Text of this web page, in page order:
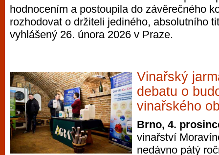
hodnocením a postoupila do závěrečného
rozhodovat o držiteli jediného, absolutního
vyhlášený 26. února 2026 v Praze.
Vinařský
debatu o
vinařského
Brno, 4.
vinařství
nedávno pátý
vyzkoušet různé kasinové hry. V
metropoli naleznete širokou nabídku her
po moderní automaty jak pro pravidelné